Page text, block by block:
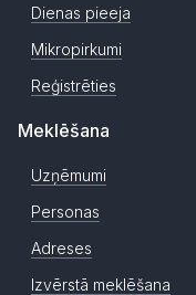
Dienas pieeja
Mikropirkumi
Reģistrēties
Meklēšana
Uzņēmumi
Personas
Adreses
Izvērstā meklēšana